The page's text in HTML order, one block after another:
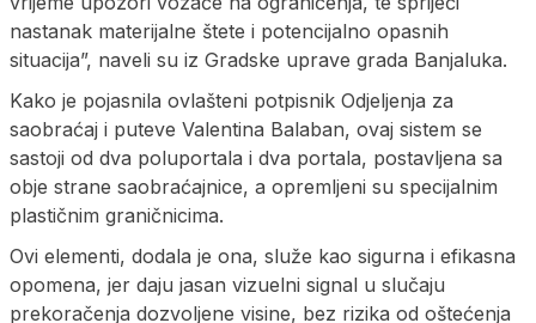
nastanak materijalne štete i potencijalno opasnih
situacija”, naveli su iz Gradske uprave grada Banjaluka.
Kako je pojasnila ovlašteni potpisnik Odjeljenja za
saobraćaj i puteve Valentina Balaban, ovaj sistem se
sastoji od dva poluportala i dva portala, postavljena sa
obje strane saobraćajnice, a opremljeni su specijalnim
plastičnim graničnicima.
Ovi elementi, dodala je ona, služe kao sigurna i efikasna
opomena, jer daju jasan vizuelni signal u slučaju
prekoračenja dozvoljene visine, bez rizika od oštećenja